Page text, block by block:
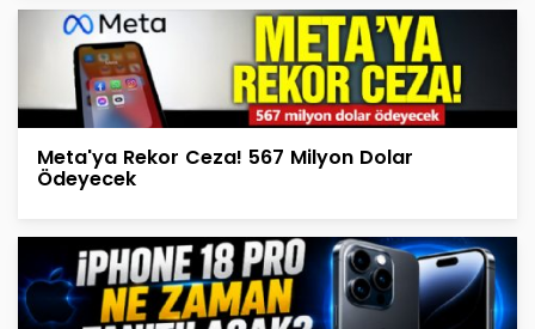
Meta'ya Rekor Ceza! 567 Milyon Dolar
Ödeyecek